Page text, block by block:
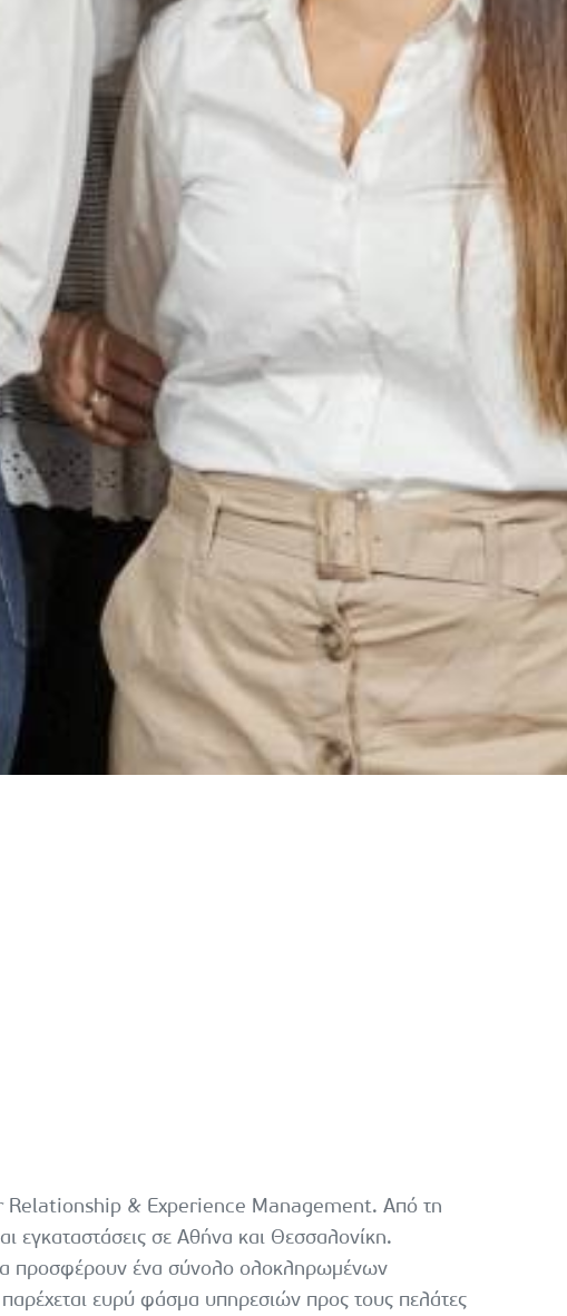
Relationship & Experience Management. Από τη
εγκαταστάσεις σε Αθήνα και Θεσσαλονίκη.
προσφέρουν ένα σύνολο ολοκληρωμένων
ευρύ φάσμα υπηρεσιών προς τους πελάτες